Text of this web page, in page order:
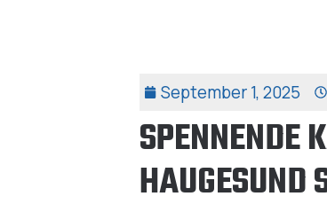
September 1, 2025
SPENNENDE
HAUGESUND